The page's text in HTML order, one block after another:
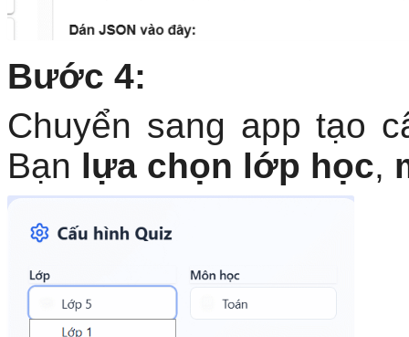
Bước 4:
Chuyển sang app tạo
Bạn lựa chọn lớp học,